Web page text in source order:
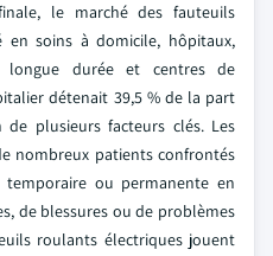
le marché des fauteuils
en soins à domicile, hôpitaux,
longue durée et centres de
détenait 39,5 % de la part
plusieurs facteurs clés. Les
nombreux patients confrontés
ou permanente en
de blessures ou de problèmes
roulants électriques jouent